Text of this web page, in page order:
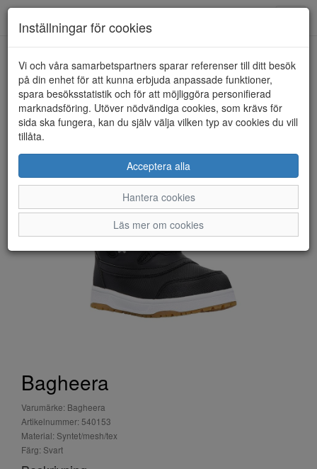
HEM BAGHEERA
Bagheera
Varumärke: Bagheera
Artikelnummer: 540153
Material: Syntet/mesh/tex
Färg: Svart
Inställningar för cookies
Vi och våra samarbetspartners sparar referenser till ditt besök
på din enhet för att kunna erbjuda anpassade funktioner,
spara besöksstatistik och för att möjliggöra personifierad
marknadsföring. Utöver nödvändiga cookies, som krävs för
sida ska fungera, kan du själv välja vilken typ av cookies du vill
tillåta.
Acceptera alla
Hantera cookies
Läs mer om cookies